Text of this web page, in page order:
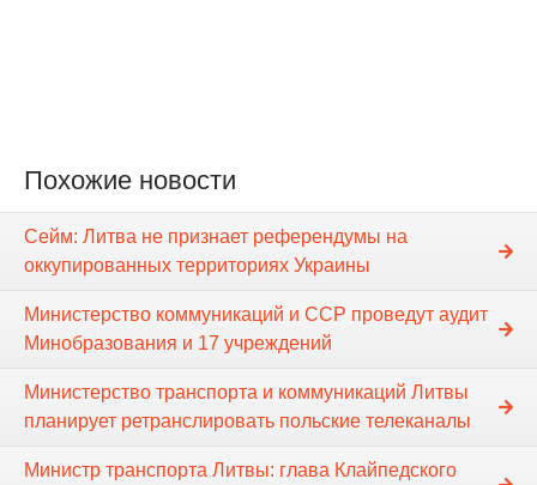
Похожие новости
Сейм: Литва не признает референдумы на
оккупированных территориях Украины
Министерство коммуникаций и ССР проведут аудит
Минобразования и 17 учреждений
Министерство транспорта и коммуникаций Литвы
планирует ретранслировать польские телеканалы
Министр транспорта Литвы: глава Клайпедского